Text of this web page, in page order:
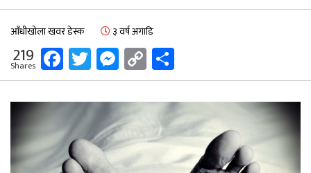
आँधीखोला खवर डेस्क ३ वर्ष अगाडि
219
Shares Facebook
Twitter
Messenger
Copy
Link